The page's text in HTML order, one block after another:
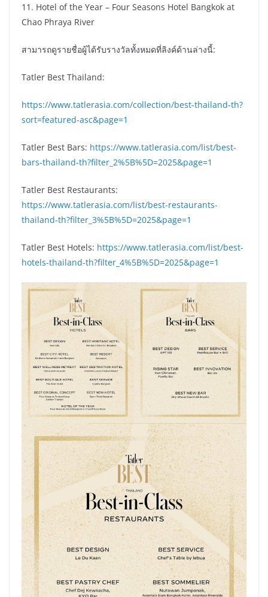
11. Hotel of the Year – Four Seasons Hotel Bangkok at
Chao Phraya River
สามารถดูรายชื่อผู้ได้รับรางวัลทั้งหมดที่ลิงค์ด้านล่างนี้:
Tatler Best Thailand:
https://www.tatlerasia.com/collection/best-thailand-th?
sort=featured-asc&page=1
Tatler Best Bars: https://www.tatlerasia.com/list/best-
bars-thailand-th?filter_2%5B%5D=2025&page=1
Tatler Best Restaurants:
https://www.tatlerasia.com/list/best-restaurants-
thailand-th?filter_3%5B%5D=2025&page=1
Tatler Best Hotels: https://www.tatlerasia.com/list/best-
hotels-thailand-th?filter_4%5B%5D=2025&page=1